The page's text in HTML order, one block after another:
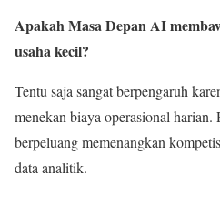
Apakah Masa Depan AI
usaha kecil?
Tentu saja sangat berpengaruh
menekan biaya operasional harian.
berpeluang memenangkan
data analitik.